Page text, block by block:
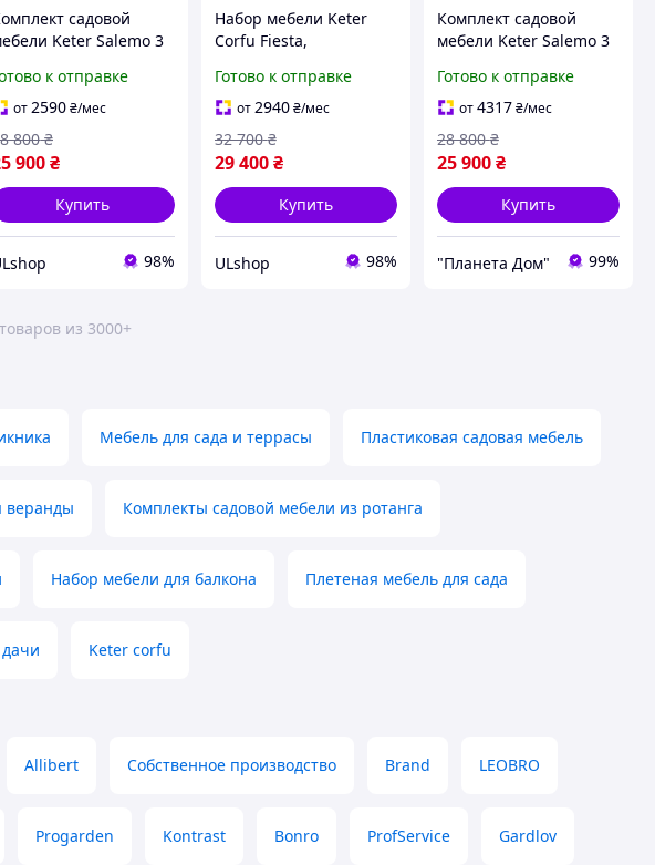
садовой
Keter Salemo 3
к отправке
от2590₴/мес
900₴
800 ₴
Купить
98%
Набор мебели Keter
Corfu Fiesta,
Готово к отправке
от2940 ₴/мес
29 400 ₴
32 700 ₴
Купить
ULshop 98%
Комплект садовой
мебели Keter Salemo 3
Готово к отправке
от4317₴/мес
25 900₴
28 800 ₴
Купить
"Планета Дом" 99%
из 3000+
Мебель для сада и террасы Пластиковая садовая мебель
веранды Комплекты садовой мебели из ротанга
Набор мебели для балкона Плетеная мебель для сада
Keter corfu
Allibert Собственное производство Brand LEOBRO
Progarden Kontrast Bonro ProfService Gardlov